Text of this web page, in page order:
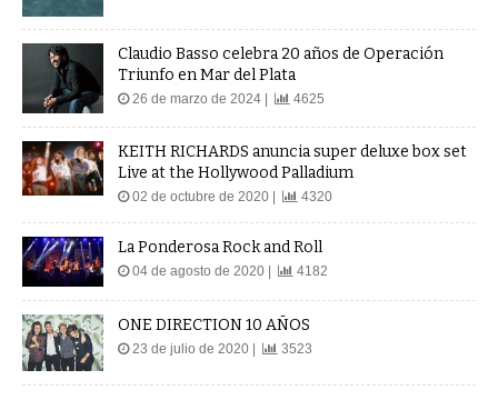
Claudio Basso celebra 20 años de Operación
Triunfo en Mar del Plata
26 de marzo de 2024 | 4625
KEITH RICHARDS anuncia super deluxe box set
Live at the Hollywood Palladium
02 de octubre de 2020 | 4320
La Ponderosa Rock and Roll
04 de agosto de 2020 | 4182
ONE DIRECTION 10 AÑOS
23 de julio de 2020 | 3523